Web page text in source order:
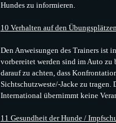
Hundes zu informieren.
10 Verhalten auf den
Den Anweisungen des Trainers ist
vorbereitet werden sind im Auto zu
darauf zu achten, dass
Sichtschutzweste/-Jacke zu
International übernimmt keine
11 Gesundheit der Hunde /